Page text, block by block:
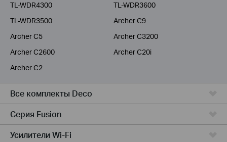
TL-WDR4300
TL-WDR3600
TL-WDR3500
Archer C9
Archer C5
Archer C3200
Archer C2600
Archer C20i
Archer C2
Все комплекты Deco
Серия Fusion
Усилители Wi-Fi